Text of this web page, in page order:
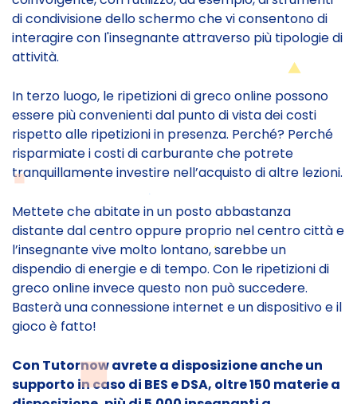
di condivisione dello schermo che vi consentono di
interagire con l'insegnante attraverso più tipologie di
attività.
In terzo luogo, le ripetizioni di greco online possono
essere più convenienti dal punto di vista dei costi
rispetto alle ripetizioni in presenza. Perché? Perché
risparmiate i costi di carburante che potrete
tranquillamente investire nell’acquisto di altre lezioni.
Mettete che abitate in un posto abbastanza
distante dal centro oppure proprio nel centro città e
l’insegnante vive molto lontano, sarebbe un
dispendio di energie e di tempo. Con le ripetizioni di
greco online invece questo non può succedere.
Basterà una connessione internet e un dispositivo e il
gioco è fatto!
Con Tutornow avrete a disposizione anche un
supporto in caso di BES e DSA, oltre 150 materie a